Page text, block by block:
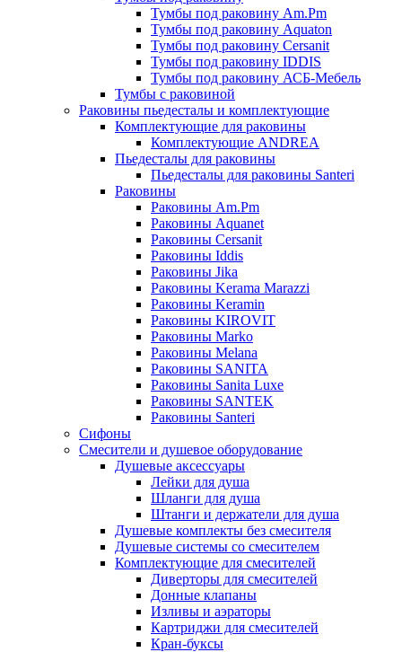
Тумбы под раковину Am.Pm
Тумбы под раковину Aquaton
Тумбы под раковину Cersanit
Тумбы под раковину IDDIS
Тумбы под раковину АСБ-Мебель
Тумбы с раковиной
Раковины пьедесталы и комплектующие
Комплектующие для раковины
Комплектующие ANDREA
Пьедесталы для раковины
Пьедесталы для раковины Santeri
Раковины
Раковины Am.Pm
Раковины Aquanet
Раковины Cersanit
Раковины Iddis
Раковины Jika
Раковины Kerama Marazzi
Раковины Keramin
Раковины KIROVIT
Раковины Marko
Раковины Melana
Раковины SANITA
Раковины Sanita Luxe
Раковины SANTEK
Раковины Santeri
Сифоны
Смесители и душевое оборудование
Душевые аксессуары
Лейки для душа
Шланги для душа
Штанги и держатели для душа
Душевые комплекты без смесителя
Душевые системы со смесителем
Комплектующие для смесителей
Диверторы для смесителей
Донные клапаны
Изливы и аэраторы
Картриджи для смесителей
Кран-буксы